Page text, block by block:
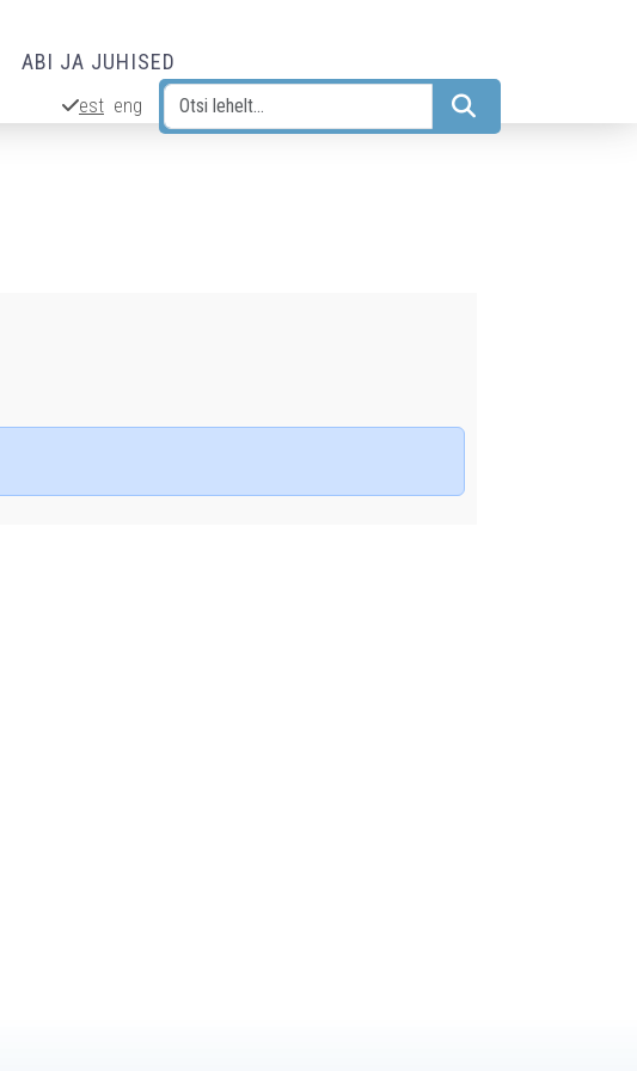
ABI JA JUHISED
est eng
Otsi